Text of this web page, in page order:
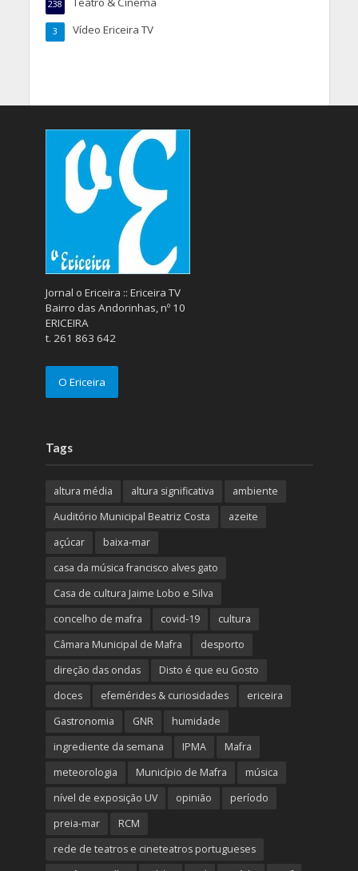
238
Vídeo Ericeira TV
3
Jornal o Ericeira :: Ericeira TV
Bairro das Andorinhas, nº 10
ERICEIRA
t. 261 863 642
O Ericeira
Tags
altura média altura significativa
ambiente
Auditório Municipal Beatriz Costa
azeite
açúcar
baixa-mar
casa da música francisco alves gato
Casa de cultura Jaime Lobo e Silva
concelho de mafra
covid-19
cultura
Câmara Municipal de Mafra
desporto
direção das ondas
Disto é que eu Gosto
doces
efemérides & curiosidades
ericeira
Gastronomia
GNR
humidade
ingrediente da semana
IPMA
Mafra
meteorologia
Município de Mafra
música
nível de exposição UV
opinião
período
preia-mar
RCM
rede de teatros e cineteatros portugueses